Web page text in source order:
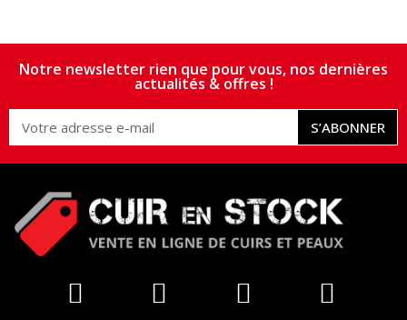
Notre newsletter rien que pour vous, nos dernières
actualités & offres !
S’ABONNER